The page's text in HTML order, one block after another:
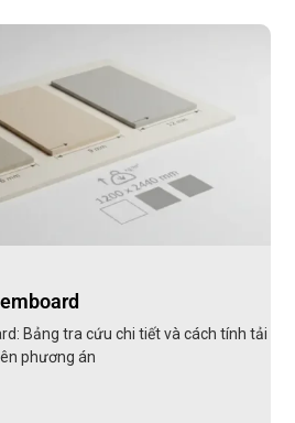
Bảng tra cứu chi tiết và cách tính tải
phương án